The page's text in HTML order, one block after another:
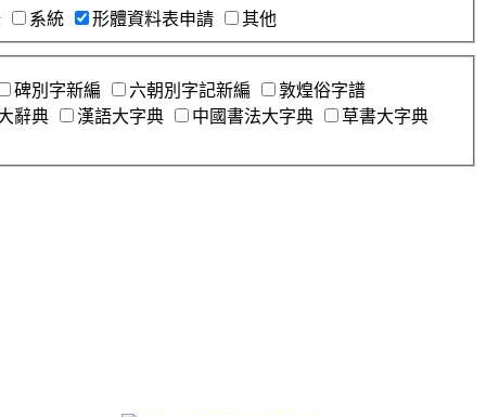
系統 形體資料表申請 其他
碑別字新編 六朝別字記新編
敦煌俗字譜
辭典
漢語大字典 中國書法大字典 草書大字典